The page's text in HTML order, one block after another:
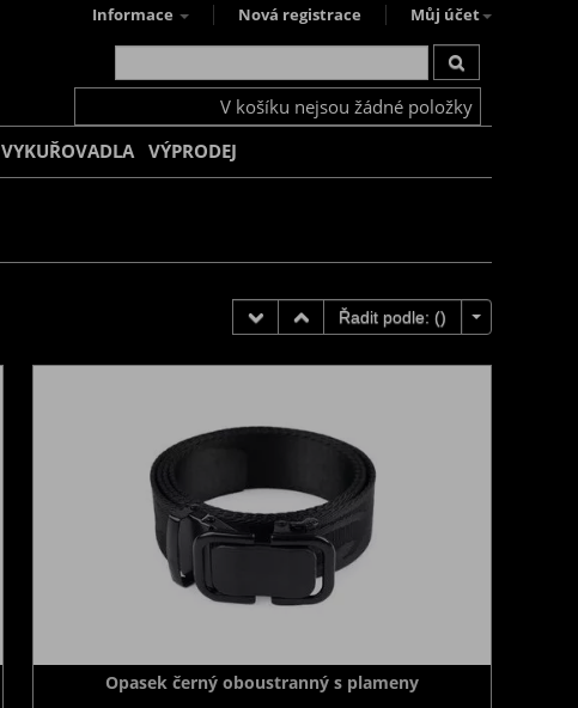
Informace Nová registrace Můj účet
V košíku nejsou žádné položky
VYKUŘOVADLA VÝPRODEJ
Řadit podle: ()
Opasek černý oboustranný s plameny